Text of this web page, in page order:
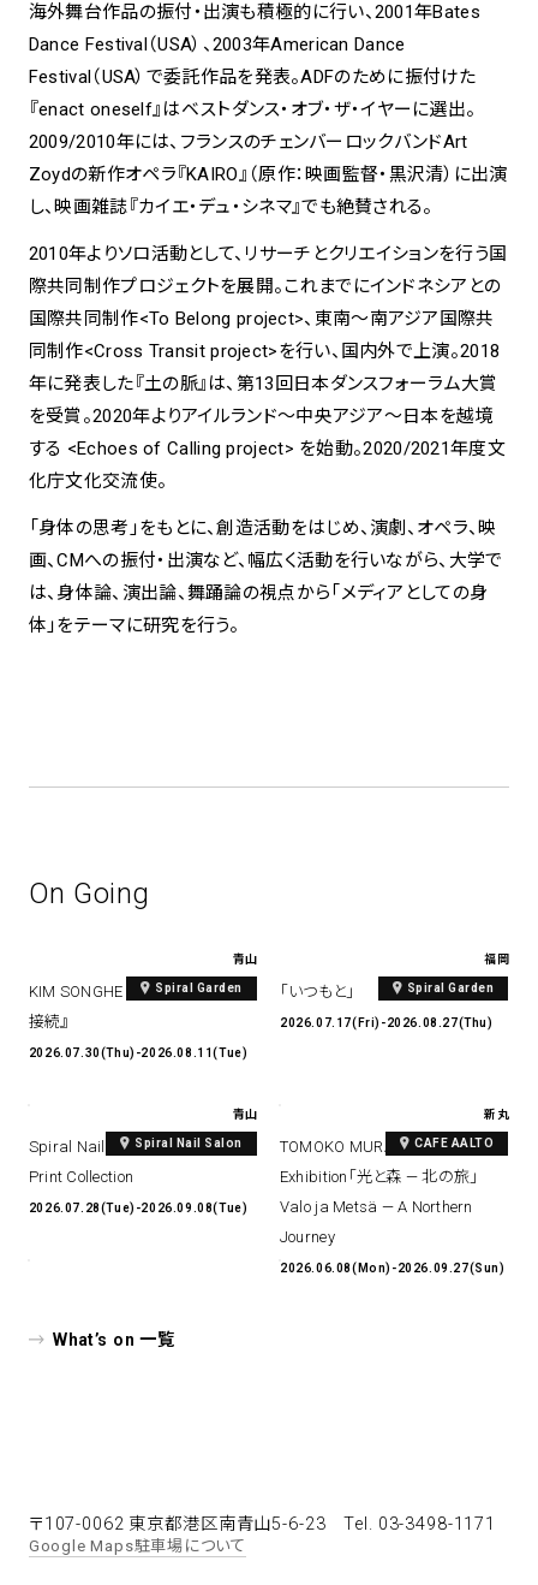
海外舞台作品の振付・出演も積極的に行い、2001年Bates
Dance Festival（USA）、2003年American Dance
Festival（USA）で委託作品を発表。ADFのために振付けた
『enact oneself』はベストダンス・オブ・ザ・イヤーに選出。
2009/2010年には、フランスのチェンバーロックバンドArt
Zoydの新作オペラ『KAIRO』（原作：映画監督・黒沢清）に出演
し、映画雑誌『カイエ・デュ・シネマ』でも絶賛される。
2010年よりソロ活動として、リサーチとクリエイションを行う国
際共同制作プロジェクトを展開。これまでにインドネシアとの
国際共同制作<To Belong project>、東南～南アジア国際共
同制作<Cross Transit project>を行い、国内外で上演。2018
年に発表した『土の脈』は、第13回日本ダンスフォーラム大賞
を受賞。2020年よりアイルランド～中央アジア～日本を越境
する <Echoes of Calling project> を始動。2020/2021年度文
化庁文化交流使。
「身体の思考」をもとに、創造活動をはじめ、演劇、オペラ、映
画、CMへの振付・出演など、幅広く活動を行いながら、大学で
は、身体論、演出論、舞踊論の視点から「メディアとしての身
体」をテーマに研究を行う。
On Going
青山
Spiral Garden
KIM SONGHE EXHIBITION 『愛と
接続』
2026.07.30(Thu)-2026.08.11(Tue)
福岡
Spiral Garden
「いつもと」
2026.07.17(Fri)-2026.08.27(Thu)
青山
Spiral Nail Salon
Spiral Nail Salon Art #14 Spiral
Print Collection
2026.07.28(Tue)-2026.09.08(Tue)
新丸
CAFE AALTO
TOMOKO MURATA Solo
Exhibition「光と森 — 北の旅」
Valo ja Metsä — A Northern
Journey
2026.06.08(Mon)-2026.09.27(Sun)
What’s on 一覧
〒107-0062 東京都港区南青山5-6-23Tel. 03-3498-1171
Google Maps駐車場について